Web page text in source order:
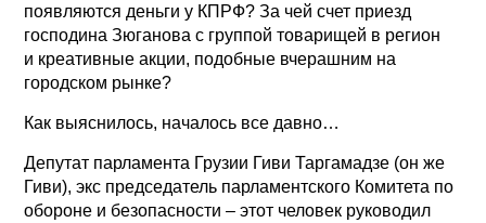
появляются деньги у КПРФ? За чей счет приезд
господина Зюганова с группой товарищей в регион
и креативные акции, подобные вчерашним на
городском рынке?
Как выяснилось, началось все давно…
Депутат парламента Грузии Гиви Таргамадзе (он же
Гиви), экс председатель парламентского Комитета по
обороне и безопасности – этот человек руководил